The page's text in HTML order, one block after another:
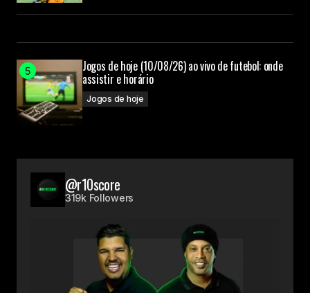
Jogos de hoje (10/08/26) ao vivo de futebol: onde
assistir e horário
Jogos de hoje
@r10score
319k Followers